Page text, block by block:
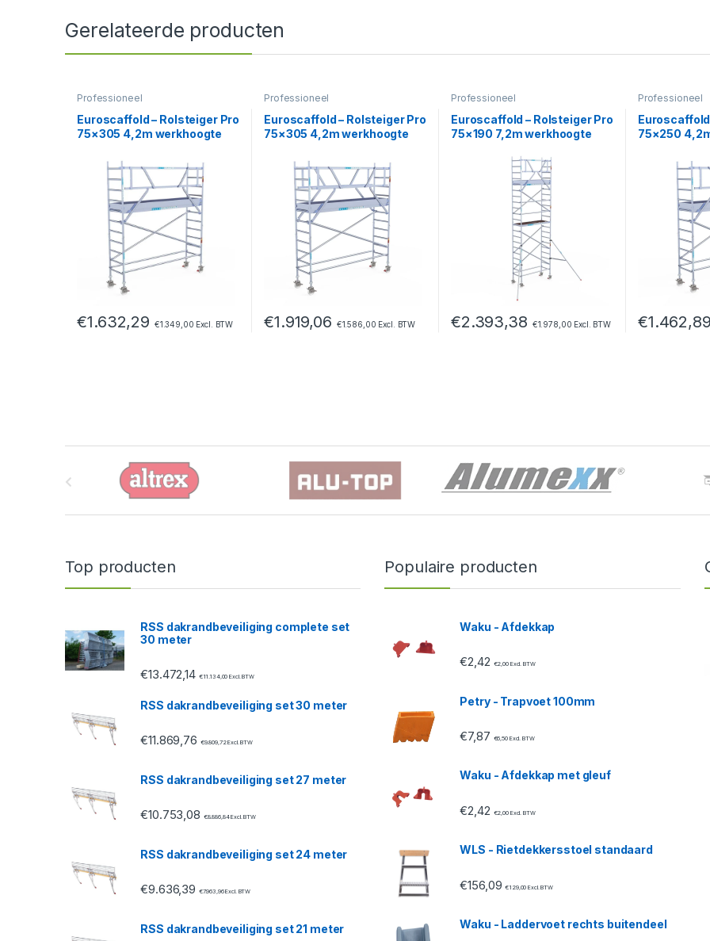
Gerelateerde producten
Professioneel
Euroscaffold – Rolsteiger Pro
75×305 4,2m werkhoogte
€1.632,29 €1.349,00 Excl. BTW
Professioneel
Euroscaffold – Rolsteiger Pro
75×305 4,2m werkhoogte
€1.919,06 €1.586,00 Excl. BTW
Professioneel
Euroscaffold – Rolsteiger Pro
75×190 7,2m werkhoogte
€2.393,38 €1.978,00 Excl. BTW
Professioneel
75×250
€1.462,89
Top producten
RSS dakrandbeveiliging complete set
30 meter
€13.472,14 €11.134,00 Excl. BTW
RSS dakrandbeveiliging set 30 meter
€11.869,76 €9.809,72Excl. BTW
RSS dakrandbeveiliging set 27 meter
€10.753,08 €8.886,84Excl. BTW
RSS dakrandbeveiliging set 24 meter
€9.636,39 €7.963,96Excl. BTW
RSS dakrandbeveiliging set 21 meter
Populaire producten
Waku - Afdekkap
€2,42 €2,00Excl. BTW
Petry - Trapvoet 100mm
€7,87 €6,50Excl. BTW
Waku - Afdekkap met gleuf
€2,42 €2,00Excl. BTW
WLS - Rietdekkersstoel standaard
€156,09 €129,00 Excl. BTW
Waku - Laddervoet rechts buitendeel